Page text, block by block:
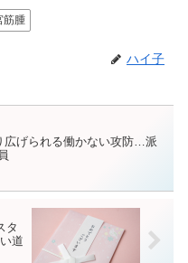
筋腫
ハイ子
広げられる働かない攻防…派
タ
道